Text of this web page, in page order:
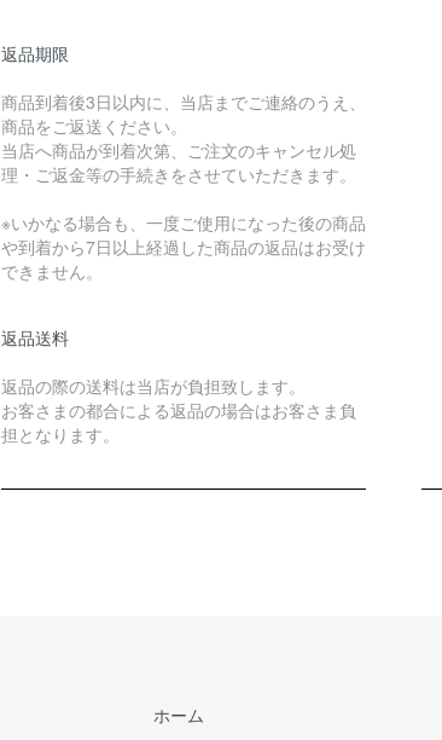
返品期限
商品到着後3日以内に、当店までご連絡のうえ、
商品をご返送ください。
当店へ商品が到着次第、ご注文のキャンセル処
理・ご返金等の手続きをさせていただきます。
※いかなる場合も、一度ご使用になった後の商品
や到着から7日以上経過した商品の返品はお受け
できません。
返品送料
返品の際の送料は当店が負担致します。
お客さまの都合による返品の場合はお客さま負
担となります。
ホーム